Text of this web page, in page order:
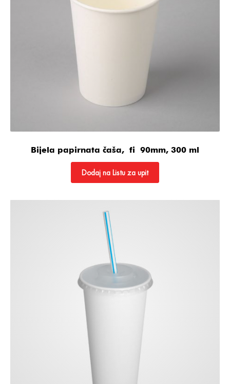
Bijela papirnata čaša, fi 90mm, 300 ml
Dodaj na Listu za upit